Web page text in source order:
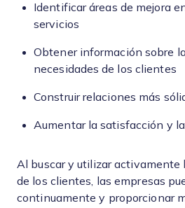
Identificar áreas de mejora
servicios
Obtener información sobre
necesidades de los clientes
Construir relaciones más
Aumentar la satisfacción y
Al buscar y utilizar activamente
de los clientes, las empresas
continuamente y proporcionar